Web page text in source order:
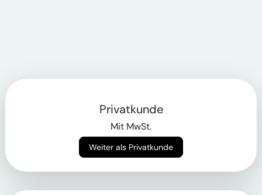
Privatkunde
Mit MwSt.
Weiter als Privatkunde